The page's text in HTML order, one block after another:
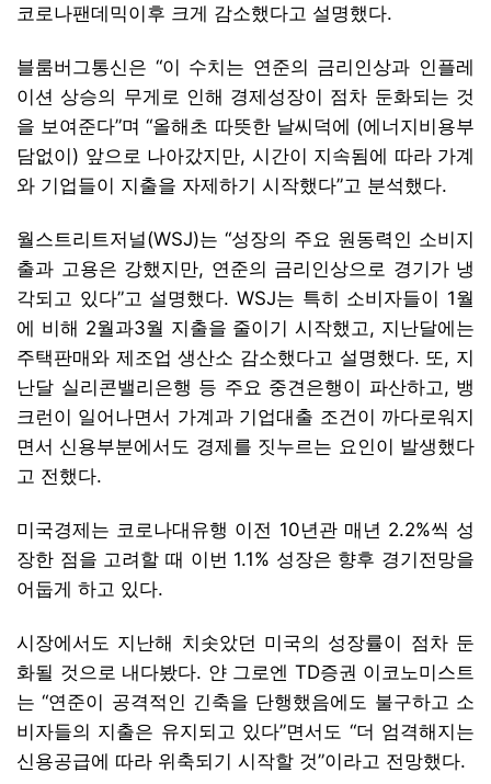
코로나팬데믹이후 크게 감소했다고 설명했다.
블룸버그통신은 “이 수치는 연준의 금리인상과 인플레
이션 상승의 무게로 인해 경제성장이 점차 둔화되는 것
을 보여준다”며 “올해초 따뜻한 날씨덕에 (에너지비용부
담없이) 앞으로 나아갔지만, 시간이 지속됨에 따라 가계
와 기업들이 지출을 자제하기 시작했다”고 분석했다.
월스트리트저널(WSJ)는 “성장의 주요 원동력인 소비지
출과 고용은 강했지만, 연준의 금리인상으로 경기가 냉
각되고 있다”고 설명했다. WSJ는 특히 소비자들이 1월
에 비해 2월과3월 지출을 줄이기 시작했고, 지난달에는
주택판매와 제조업 생산소 감소했다고 설명했다. 또, 지
난달 실리콘밸리은행 등 주요 중견은행이 파산하고, 뱅
크런이 일어나면서 가계과 기업대출 조건이 까다로워지
면서 신용부분에서도 경제를 짓누르는 요인이 발생했다
고 전했다.
미국경제는 코로나대유행 이전 10년관 매년 2.2%씩 성
장한 점을 고려할 때 이번 1.1% 성장은 향후 경기전망을
어둡게 하고 있다.
시장에서도 지난해 치솟았던 미국의 성장률이 점차 둔
화될 것으로 내다봤다. 얀 그로엔 TD증권 이코노미스트
는 “연준이 공격적인 긴축을 단행했음에도 불구하고 소
비자들의 지출은 유지되고 있다”면서도 “더 엄격해지는
신용공급에 따라 위축되기 시작할 것”이라고 전망했다.